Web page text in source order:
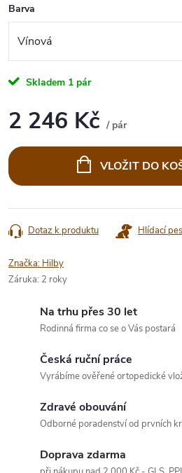
Barva
Skladem 1 pár
2 246 Kč / pár
cena:
VLOŽIT DO
Dotaz k produktu Hlídací pes
Značka: Hilby
Záruka: 2 roky
Na trhu přes 30 let
Rodinná firma co se o Vás postará
Česká ruční práce
Vyrábíme ověřené ortopedické
Zdravé obouvání
Odborné poradenství od prvních
Doprava zdarma